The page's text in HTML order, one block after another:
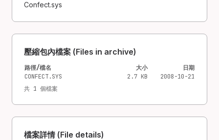
Confect.sys
壓縮包內檔案 (Files in archive)
路徑/檔名 大小
日期
CONFECT.SYS
2.7 KB
2008-10-21
共 1 個檔案
檔案詳情 (File details)